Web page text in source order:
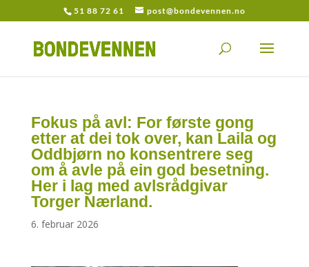
51 88 72 61 post@bondevennen.no
Fokus på avl: For første gong
etter at dei tok over, kan Laila og
Oddbjørn no konsentrere seg
om å avle på ein god besetning.
Her i lag med avlsrådgivar
Torger Nærland.
6. februar 2026